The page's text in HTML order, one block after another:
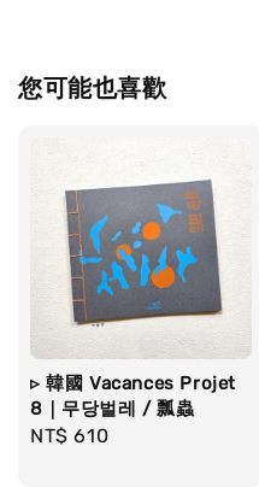
您可能也喜歡
▹ 韓國 Vacances Projet
8｜무당벌레 / 瓢蟲
Regular
NT$ 610